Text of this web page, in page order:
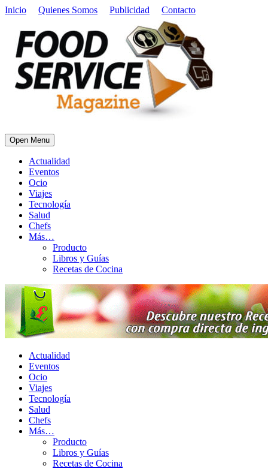
Inicio Quienes Somos Publicidad Contacto
Open Menu
Actualidad
Eventos
Ocio
Viajes
Tecnología
Salud
Chefs
Más…
Producto
Libros y Guías
Recetas de Cocina
Actualidad
Eventos
Ocio
Viajes
Tecnología
Salud
Chefs
Más…
Producto
Libros y Guías
Recetas de Cocina